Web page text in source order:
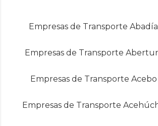
Empresas de Transporte Abadía
Empresas de Transporte
Empresas de Transporte Acebo
Empresas de Transporte